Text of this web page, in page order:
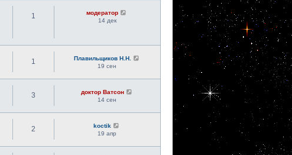
1
модератор
14 дек
1
Плавильщиков Н.Н.
19 сен
3
доктор Ватсон
14 сен
2
koctik
19 апр